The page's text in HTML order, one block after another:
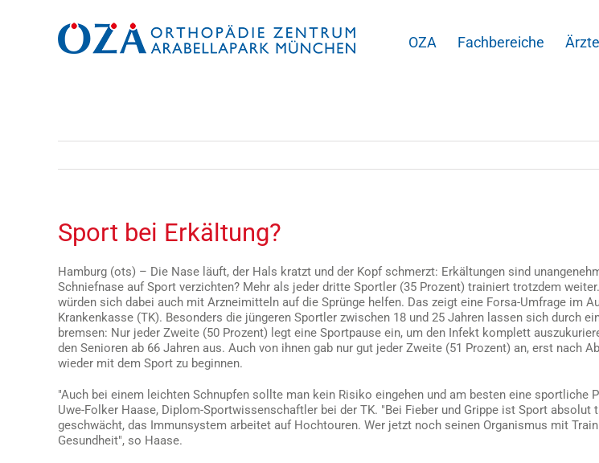
OZA Fachbereiche Ärzte
Sport bei Erkältung?
Hamburg (ots) – Die Nase läuft, der Hals kratzt und der Kopf schmerzt: Erkältungen sind
Schniefnase auf Sport verzichten? Mehr als jeder dritte Sportler (35 Prozent) trainiert trotzdem
würden sich dabei auch mit Arzneimitteln auf die Sprünge helfen. Das zeigt eine Forsa-Umfrage im
Krankenkasse (TK). Besonders die jüngeren Sportler zwischen 18 und 25 Jahren lassen sich durch
bremsen: Nur jeder Zweite (50 Prozent) legt eine Sportpause ein, um den Infekt komplett
den Senioren ab 66 Jahren aus. Auch von ihnen gab nur gut jeder Zweite (51 Prozent) an, erst nach
wieder mit dem Sport zu beginnen.
"Auch bei einem leichten Schnupfen sollte man kein Risiko eingehen und am besten eine sportliche
Uwe-Folker Haase, Diplom-Sportwissenschaftler bei der TK. "Bei Fieber und Grippe ist Sport absolut
geschwächt, das Immunsystem arbeitet auf Hochtouren. Wer jetzt noch seinen Organismus mit
Gesundheit", so Haase.